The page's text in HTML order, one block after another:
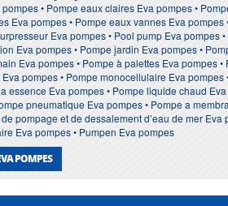
• Pompe eaux claires Eva pompes •
Eva pompes • Pompe eaux vannes Eva
Eva pompes • Pool pump Eva
Eva pompes • Pompe jardin Eva pompes •
Eva pompes • Pompe à palettes Eva
pompes • Pompe monocellulaire Eva
essence Eva pompes • Pompe liquide chaud
pneumatique Eva pompes • Pompe a
pompage et de dessalement d’eau de mer
Eva pompes • Pumpen Eva pompes
POMPES